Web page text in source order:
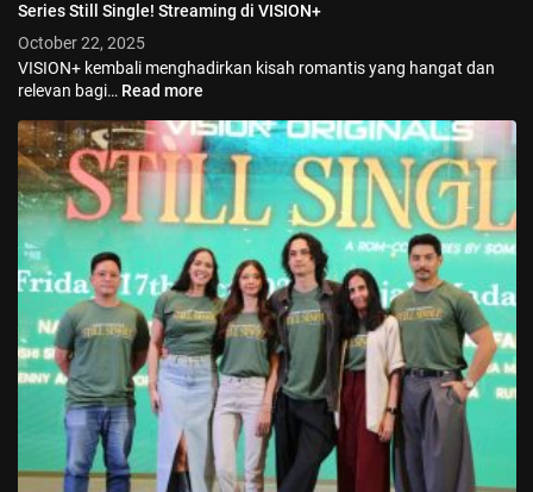
Series Still Single! Streaming di VISION+
October 22, 2025
VISION+ kembali menghadirkan kisah romantis yang hangat dan
relevan bagi… Read more